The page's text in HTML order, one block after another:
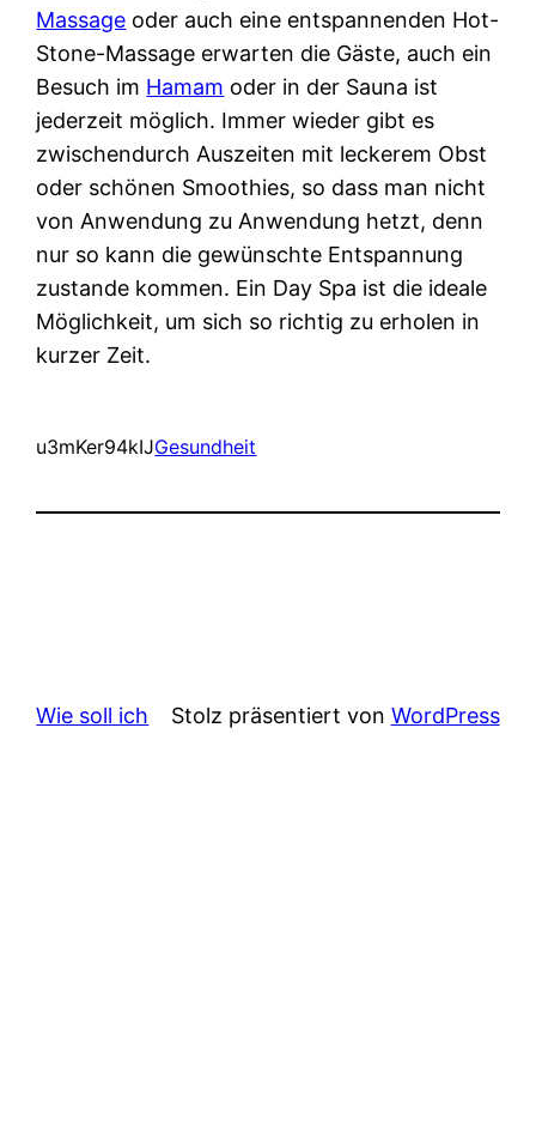
Massage oder auch eine entspannenden Hot-
Stone-Massage erwarten die Gäste, auch ein
Besuch im Hamam oder in der Sauna ist
jederzeit möglich. Immer wieder gibt es
zwischendurch Auszeiten mit leckerem Obst
oder schönen Smoothies, so dass man nicht
von Anwendung zu Anwendung hetzt, denn
nur so kann die gewünschte Entspannung
zustande kommen. Ein Day Spa ist die ideale
Möglichkeit, um sich so richtig zu erholen in
kurzer Zeit.
u3mKer94kIJGesundheit
Wie soll ich Stolz präsentiert von WordPress